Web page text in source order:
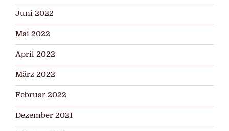
Juni 2022
Mai 2022
April 2022
März 2022
Februar 2022
Dezember 2021